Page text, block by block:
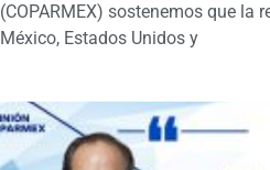
(COPARMEX) sostenemos que la
México, Estados Unidos y